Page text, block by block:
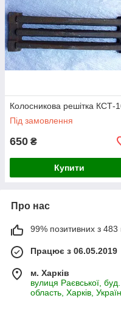
Колосникова решітка КСТ-
Під замовлення
650 ₴
Купити
Про нас
99% позитивних з 483
Працює з 06.05.2019
м. Харків
вулиця Раєвської,
область, Харків,